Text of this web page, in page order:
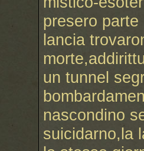
presero
lancia
un tunnel
nascondino
suicidarno,la